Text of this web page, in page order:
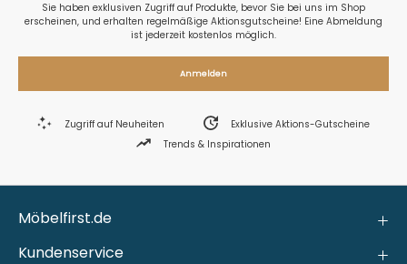
Sie haben exklusiven Zugriff auf Produkte, bevor Sie bei uns im Shop
erscheinen, und erhalten regelmäßige Aktionsgutscheine! Eine Abmeldung
ist jederzeit kostenlos möglich.
Anmelden
Zugriff auf Neuheiten
Exklusive Aktions-Gutscheine
Trends & Inspirationen
Möbelfirst.de
Kundenservice